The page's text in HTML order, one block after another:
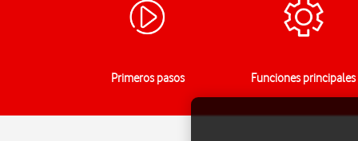
Primeros pasos Funciones principales